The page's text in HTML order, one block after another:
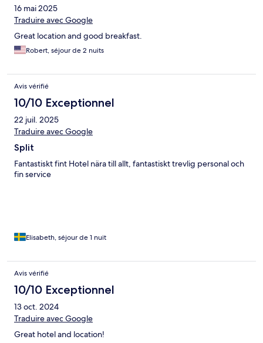
16 mai 2025
Traduire avec Google
Great location and good breakfast.
Robert, séjour de 2 nuits
Avis vérifié
10/10 Exceptionnel
22 juil. 2025
Traduire avec Google
Split
Fantastiskt fint Hotel nära till allt, fantastiskt trevlig personal och
fin service
Elisabeth, séjour de 1 nuit
Avis vérifié
10/10 Exceptionnel
13 oct. 2024
Traduire avec Google
Great hotel and location!